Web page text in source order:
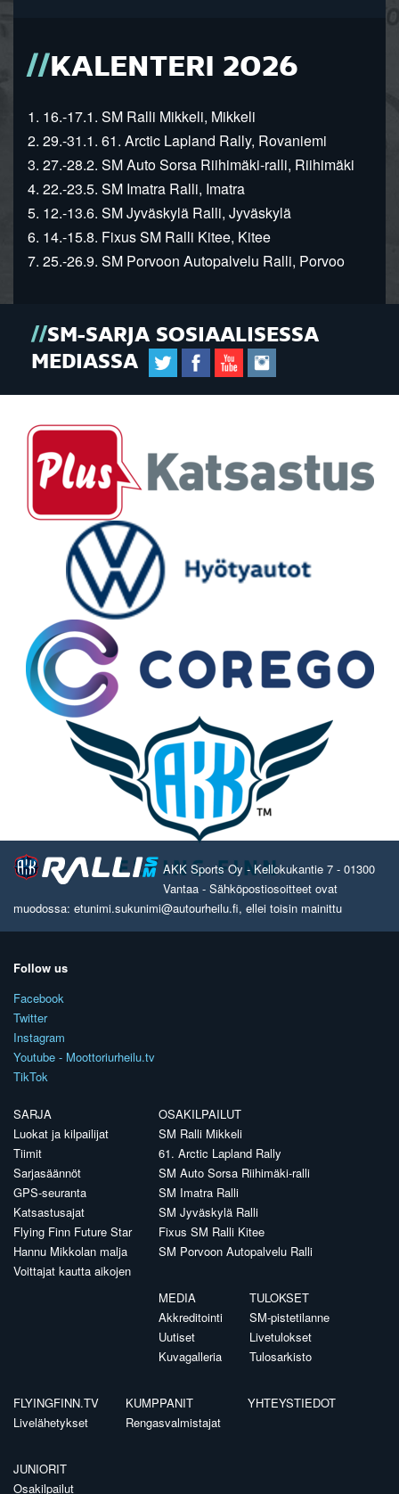
KALENTERI 2026
1. 16.-17.1. SM Ralli Mikkeli, Mikkeli
2. 29.-31.1. 61. Arctic Lapland Rally, Rovaniemi
3. 27.-28.2. SM Auto Sorsa Riihimäki-ralli, Riihimäki
4. 22.-23.5. SM Imatra Ralli, Imatra
5. 12.-13.6. SM Jyväskylä Ralli, Jyväskylä
6. 14.-15.8. Fixus SM Ralli Kitee, Kitee
7. 25.-26.9. SM Porvoon Autopalvelu Ralli, Porvoo
SM-SARJA SOSIAALISESSA
MEDIASSA
AKK Sports Oy - Kellokukantie 7 - 01300
Vantaa - Sähköpostiosoitteet ovat
muodossa: etunimi.sukunimi@autourheilu.fi, ellei toisin mainittu
Follow us
Facebook
Twitter
Instagram
Youtube - Moottoriurheilu.tv
TikTok
SARJA
Luokat ja kilpailijat
Tiimit
Sarjasäännöt
GPS-seuranta
Katsastusajat
Flying Finn Future Star
Hannu Mikkolan malja
Voittajat kautta aikojen
OSAKILPAILUT
SM Ralli Mikkeli
61. Arctic Lapland Rally
SM Auto Sorsa Riihimäki-ralli
SM Imatra Ralli
SM Jyväskylä Ralli
Fixus SM Ralli Kitee
SM Porvoon Autopalvelu Ralli
MEDIA
Akkreditointi
Uutiset
Kuvagalleria
TULOKSET
SM-pistetilanne
Livetulokset
Tulosarkisto
FLYINGFINN.TV
Livelähetykset
KUMPPANIT
Rengasvalmistajat
YHTEYSTIEDOT
JUNIORIT
Osakilpailut